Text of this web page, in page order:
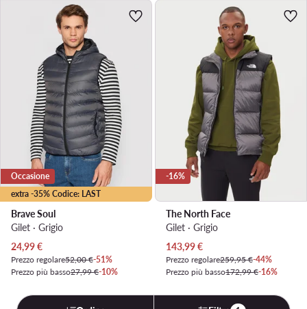
extra -35% Codice: LAST
Occasione
Brave Soul
Gilet · Grigio
Prezzo attuale
24,99€
Prezzo regolare52,00 €-51%
Prezzo più basso27,99 €-10%
-16%
The North Face
Gilet · Grigio
Prezzo attuale
143,99€
Prezzo regolare259,95 €-44%
Prezzo più basso172,99 €-16%